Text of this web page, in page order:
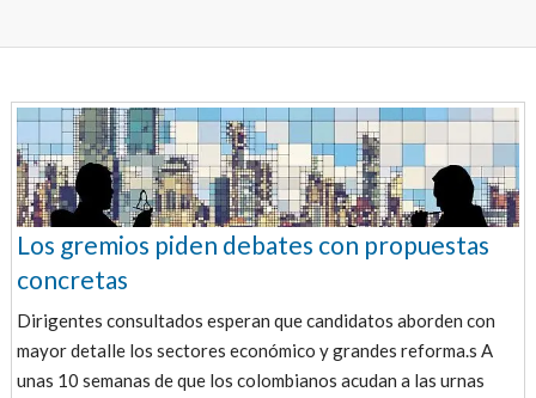
Los gremios piden debates con propuestas
concretas
Dirigentes consultados esperan que candidatos aborden con
mayor detalle los sectores económico y grandes reforma.s A
unas 10 semanas de que los colombianos acudan a las urnas